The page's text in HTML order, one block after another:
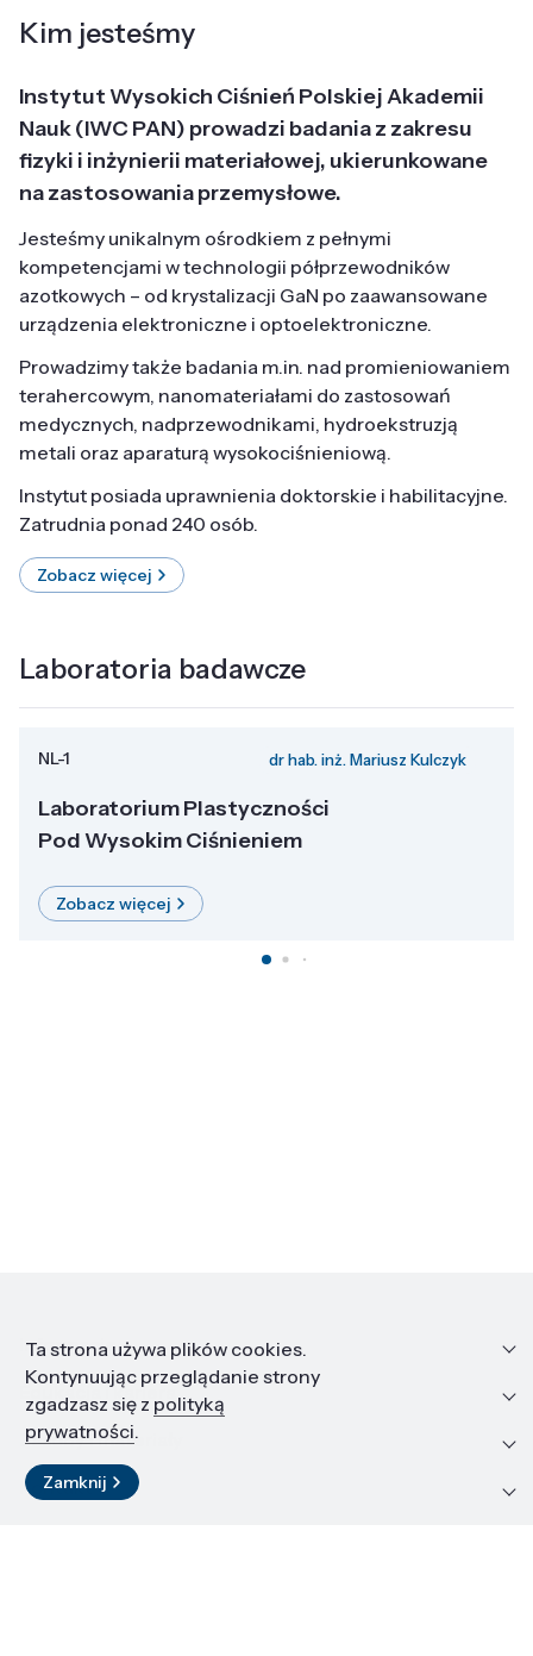
Kim jesteśmy
Instytut Wysokich Ciśnień Polskiej Akademii
Nauk (IWC PAN) prowadzi badania z zakresu
fizyki i inżynierii materiałowej, ukierunkowane
na zastosowania przemysłowe.
Jesteśmy unikalnym ośrodkiem z pełnymi
kompetencjami w technologii półprzewodników
azotkowych – od krystalizacji GaN po zaawansowane
urządzenia elektroniczne i optoelektroniczne.
Prowadzimy także badania m.in. nad promieniowaniem
terahercowym, nanomateriałami do zastosowań
medycznych, nadprzewodnikami, hydroekstruzją
metali oraz aparaturą wysokociśnieniową.
Instytut posiada uprawnienia doktorskie i habilitacyjne.
Zatrudnia ponad 240 osób.
Zobacz więcej
Laboratoria badawcze
NL-1 dr hab. inż. Mariusz Kulczyk
Laboratorium Plastyczności
Pod Wysokim Ciśnieniem
Zobacz więcej
Informacje
Edukacja i kariera
Zasoby i materiały
Kontakt
Ta strona używa plików cookies.
Kontynuując przeglądanie strony
zgadzasz się z polityką
prywatności.
Zamknij